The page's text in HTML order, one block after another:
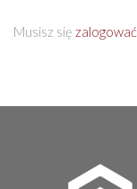
Musisz się zalogować